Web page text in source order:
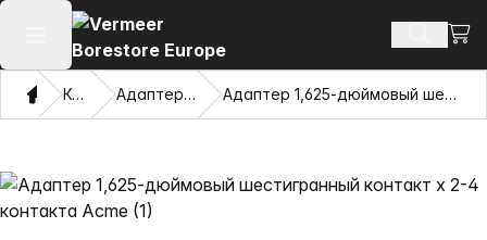
Открыть главное меню Поиск
ДомКаталог Адаптеры и Pulling Eyes Адаптер 1,625-дюймовый шестигранный контакт x 2-4 контакта Acme